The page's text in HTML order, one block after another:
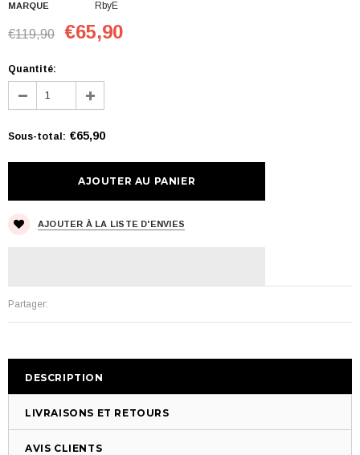
MARQUE RbyE
€119,90 €65,90
Quantité:
Sous-total : €65,90
AJOUTER À LA LISTE D'ENVIES
Partager:
DESCRIPTION
LIVRAISONS ET RETOURS
AVIS CLIENTS